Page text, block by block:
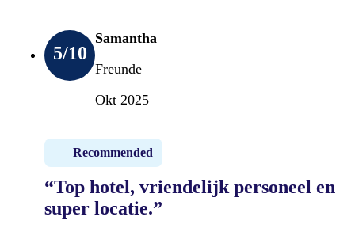
5/10
Samantha
Freunde
Okt 2025
Recommended
“Top hotel, vriendelijk personeel en
super locatie.”